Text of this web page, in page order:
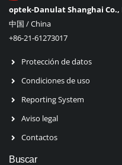
optek-Danulat Shanghai Co.,
中国 / China
+86-21-61273017
Protección de datos
Condiciones de uso
Reporting System
Aviso legal
Contactos
Buscar